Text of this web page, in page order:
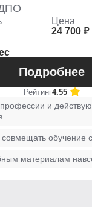
Цена
24 700 ₽
Подробнее
Рейтинг4.55
профессии и
обучение
материалам